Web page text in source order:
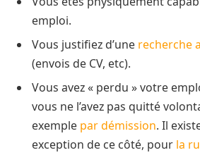
emploi.
Vous justifiez d’une recherche
(envois de CV, etc).
Vous avez « perdu » votre
vous ne l’avez pas quitté
exemple par démission. Il
exception de ce côté, pour la